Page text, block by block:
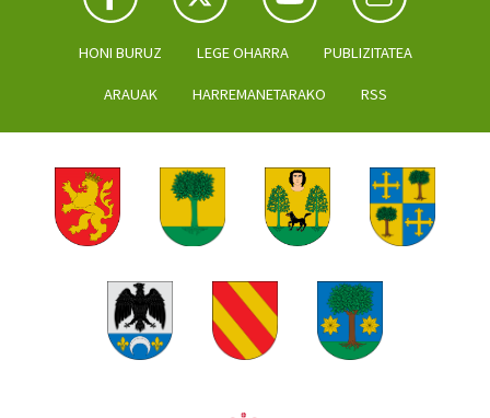
HONI BURUZ LEGE OHARRA PUBLIZITATEA
ARAUAK HARREMANETARAKO RSS